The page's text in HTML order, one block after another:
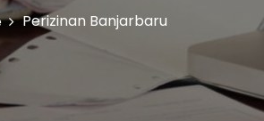
Perizinan Banjarbaru